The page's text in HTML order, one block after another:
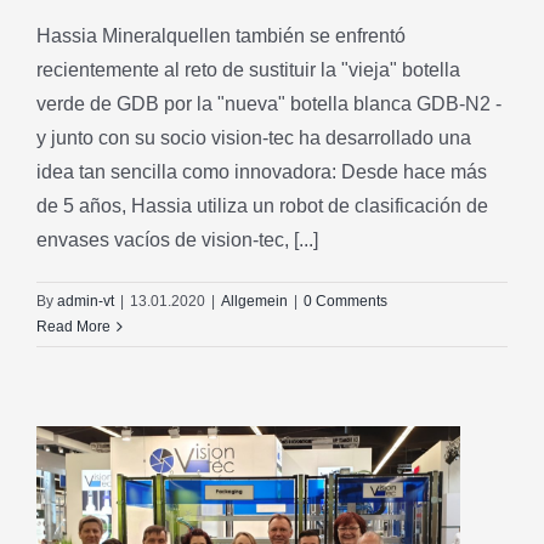
Hassia Mineralquellen también se enfrentó
recientemente al reto de sustituir la "vieja" botella
verde de GDB por la "nueva" botella blanca GDB-N2 -
y junto con su socio vision-tec ha desarrollado una
idea tan sencilla como innovadora: Desde hace más
de 5 años, Hassia utiliza un robot de clasificación de
envases vacíos de vision-tec, [...]
By admin-vt | 13.01.2020 | Allgemein | 0 Comments
Read More